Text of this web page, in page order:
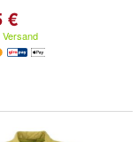
€